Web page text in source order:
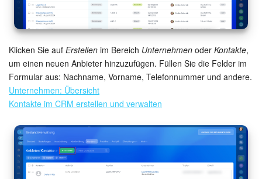
Klicken Sie auf Erstellen im Bereich Unternehmen oder Kontakte,
um einen neuen Anbieter hinzuzufügen. Füllen Sie die Felder im
Formular aus: Nachname, Vorname, Telefonnummer und andere.
Unternehmen: Übersicht
Kontakte im CRM erstellen und verwalten